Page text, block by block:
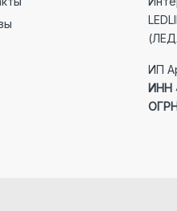
ИП
ИНН